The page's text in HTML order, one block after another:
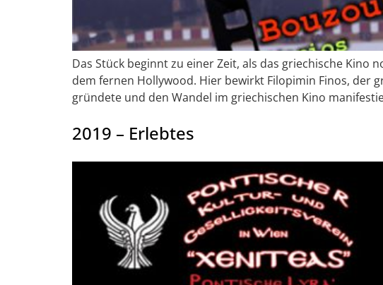
Das Stück beginnt zu einer Zeit, als das griechische Kino
dem fernen Hollywood. Hier bewirkt Filopimin Finos, der
gründete und den Wandel im griechischen Kino
2019 – Erlebtes